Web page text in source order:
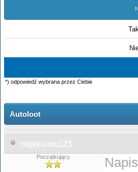
*) odpowiedź wybrana przez Ciebie
Autoloot
majkelusio123
Początkujący